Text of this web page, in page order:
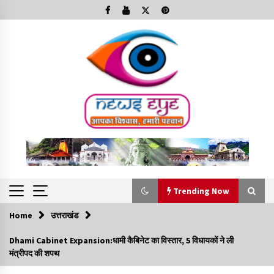
to
Trending Now
Trending Now
कार्यक्रम में शामिल हुए सीएम,आधुनिक मदरसों का नाम अब्दुल कलाम के नाम
Home उत्तराखंड
Dhami Cabinet Expansion:धामी कैबिनेट का विस्तार, 5 विधायकों ने ली
मंत्रीपद की शपथ